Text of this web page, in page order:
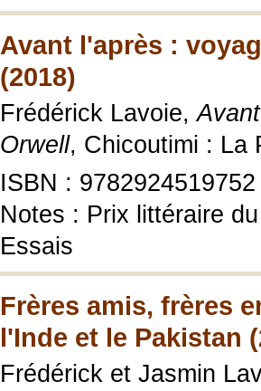
Avant l'après :
(2018)
Frédérick Lavoie,
Orwell, Chicoutimi : La
ISBN : 9782924519752
Notes : Prix littéraire
Essais
Frères amis, frères
l'Inde et le Pakistan
Frédérick et Jasmin